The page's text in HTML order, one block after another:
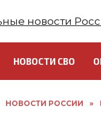
НОВОСТИ СВО
НОВОСТИ РОССИИ »